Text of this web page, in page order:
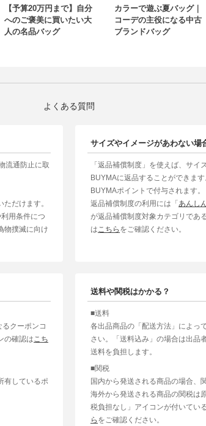
【予算20万円まで】自分
へのご褒美に買いたい大
人の名品バッグ
カラーで遊ぶ夏バッグ｜
コーデの主役になる中古
ブランドバッグ
よくある質問
流通防止に取
だけます。
用条件につ
物撲滅に向け
サイズやイメージがあわない場
「返品補償制度」を使えば、サ
BUYMAに返品することができま
BUYMAポイントで付与されます。
返品補償制度の利用には「 あんし
が返品補償制度対象カテゴリであ
は こちら をご確認ください。
クーポンコ
の確認は こち
有しているポ
送料や関税はかかる？
■送料
各出品商品の「配送方法」によっ
さい。「送料込み」の場合は出品
送料を負担します。
■関税
国内から発送される商品の場合、
海外から発送される商品の関税は
税負担なし」アイコンが付いてい
ら をご確認ください。